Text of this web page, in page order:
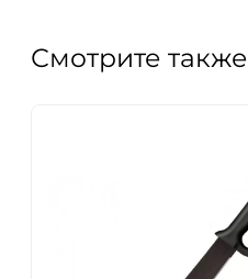
Смотрите также